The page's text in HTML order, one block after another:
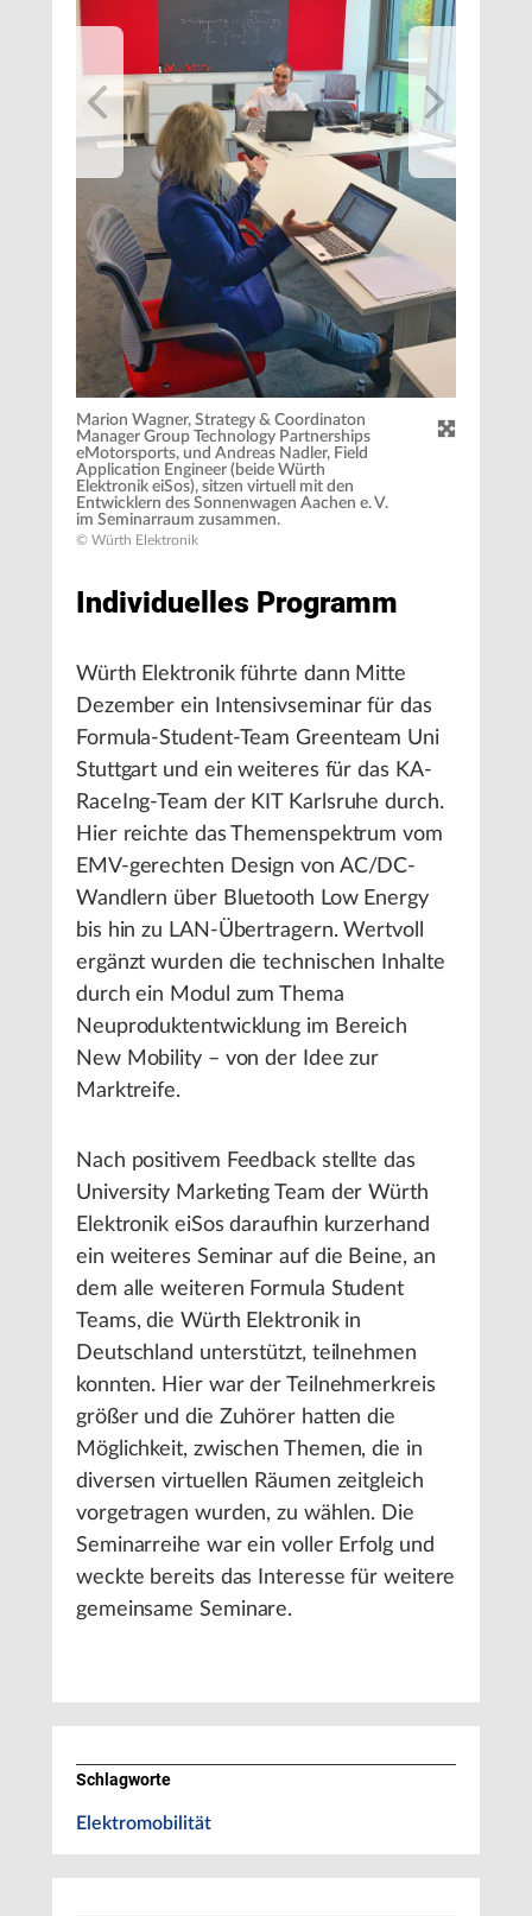
Marion Wagner, Strategy & Coordinaton
Manager Group Technology Partnerships
eMotorsports, und Andreas Nadler, Field
Application Engineer (beide Würth
Elektronik eiSos), sitzen virtuell mit den
Entwicklern des Sonnenwagen Aachen e. V.
im Seminarraum zusammen.
© Würth Elektronik
Individuelles Programm
Würth Elektronik führte dann Mitte
Dezember ein Intensivseminar für das
Formula-Student-Team Greenteam Uni
Stuttgart und ein weiteres für das KA-
RaceIng-Team der KIT Karlsruhe durch.
Hier reichte das Themenspektrum vom
EMV-gerechten Design von AC/DC-
Wandlern über Bluetooth Low Energy
bis hin zu LAN-Übertragern. Wertvoll
ergänzt wurden die technischen Inhalte
durch ein Modul zum Thema
Neuproduktentwicklung im Bereich
New Mobility – von der Idee zur
Marktreife.
Nach positivem Feedback stellte das
University Marketing Team der Würth
Elektronik eiSos daraufhin kurzerhand
ein weiteres Seminar auf die Beine, an
dem alle weiteren Formula Student
Teams, die Würth Elektronik in
Deutschland unterstützt, teilnehmen
konnten. Hier war der Teilnehmerkreis
größer und die Zuhörer hatten die
Möglichkeit, zwischen Themen, die in
diversen virtuellen Räumen zeitgleich
vorgetragen wurden, zu wählen. Die
Seminarreihe war ein voller Erfolg und
weckte bereits das Interesse für weitere
gemeinsame Seminare.
Schlagworte
Elektromobilität